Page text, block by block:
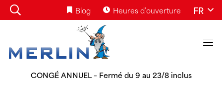
Blog Heures d’ouverture FR
CONGÉ ANNUEL – Fermé du 9 au 23/8 inclus